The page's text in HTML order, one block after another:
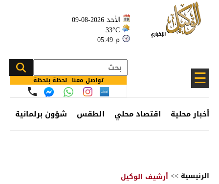
الأحد 2026-08-09
33°C
05:49 م
☰ تواصل معنا.. لحظة بلحظة
أخبار محلية اقتصاد محلي الطقس شؤون برلمانية
الرئيسية >> أرشيف الوكيل